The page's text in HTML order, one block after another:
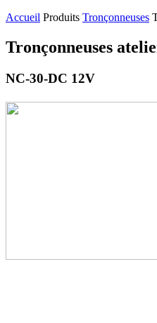
Accueil Produits Tronçonneuses
Tronçonneuses
NC-30-DC 12V